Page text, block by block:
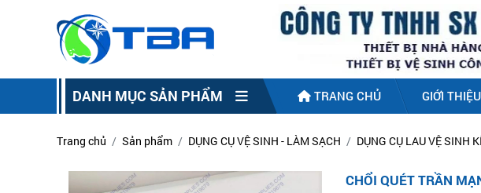
DANH MỤC SẢN PHẨM TRANG CHỦ GIỚI THIỆU
Trang chủ Sản phẩm DỤNG CỤ VỆ SINH - LÀM SẠCH DỤNG CỤ LAU VỆ SINH
CHỔI QUÉT TRẦN